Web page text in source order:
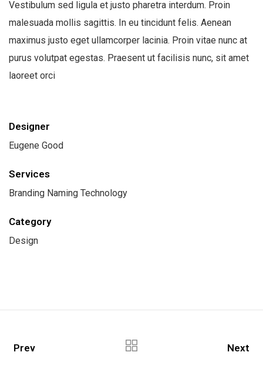
Vestibulum sed ligula et justo pharetra interdum. Proin
malesuada mollis sagittis. In eu tincidunt felis. Aenean
maximus justo eget ullamcorper lacinia. Proin vitae nunc at
purus volutpat egestas. Praesent ut facilisis nunc, sit amet
laoreet orci
Designer
Eugene Good
Services
Branding Naming Technology
Category
Design
Prev Next